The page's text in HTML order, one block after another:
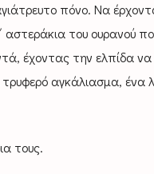
πόνο. Να
του ουρανού
έχοντας την ελπίδα
αγκάλιασμα, ένα
τους.